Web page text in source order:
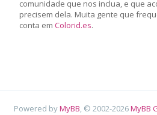
comunidade que nos inclua, e que
precisem dela. Muita gente que
conta em Colorid.es.
Powered byMyBB , © 2002-2026MyBB